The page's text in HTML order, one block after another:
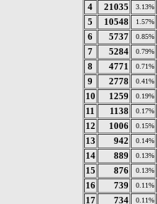
4 21035 3.13%
5 10548 1.57%
6 5737 0.85%
7 5284 0.79%
8 4771 0.71%
9 2778 0.41%
10 1259 0.19%
11 1138 0.17%
12 1006 0.15%
13 942 0.14%
14 889 0.13%
15 876 0.13%
16 739 0.11%
17 734 0.11%